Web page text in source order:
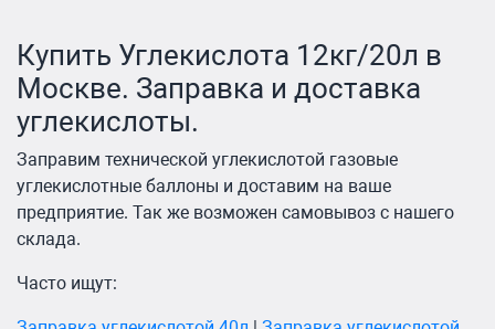
Купить Углекислота 12кг/20л в
Москве. Заправка и доставка
углекислоты.
Заправим технической углекислотой газовые
углекислотные баллоны и доставим на ваше
предприятие. Так же возможен самовывоз с нашего
склада.
Часто ищут: